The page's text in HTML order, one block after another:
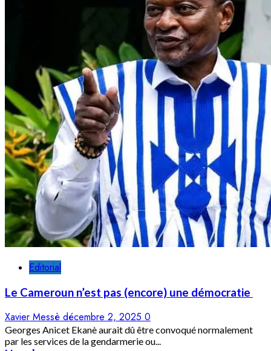
Editorial
Le Cameroun n’est pas (encore) une démocratie
Xavier Messè décembre 2, 2025 0
Georges Anicet Ekanè aurait dû être convoqué normalement
par les services de la gendarmerie ou...